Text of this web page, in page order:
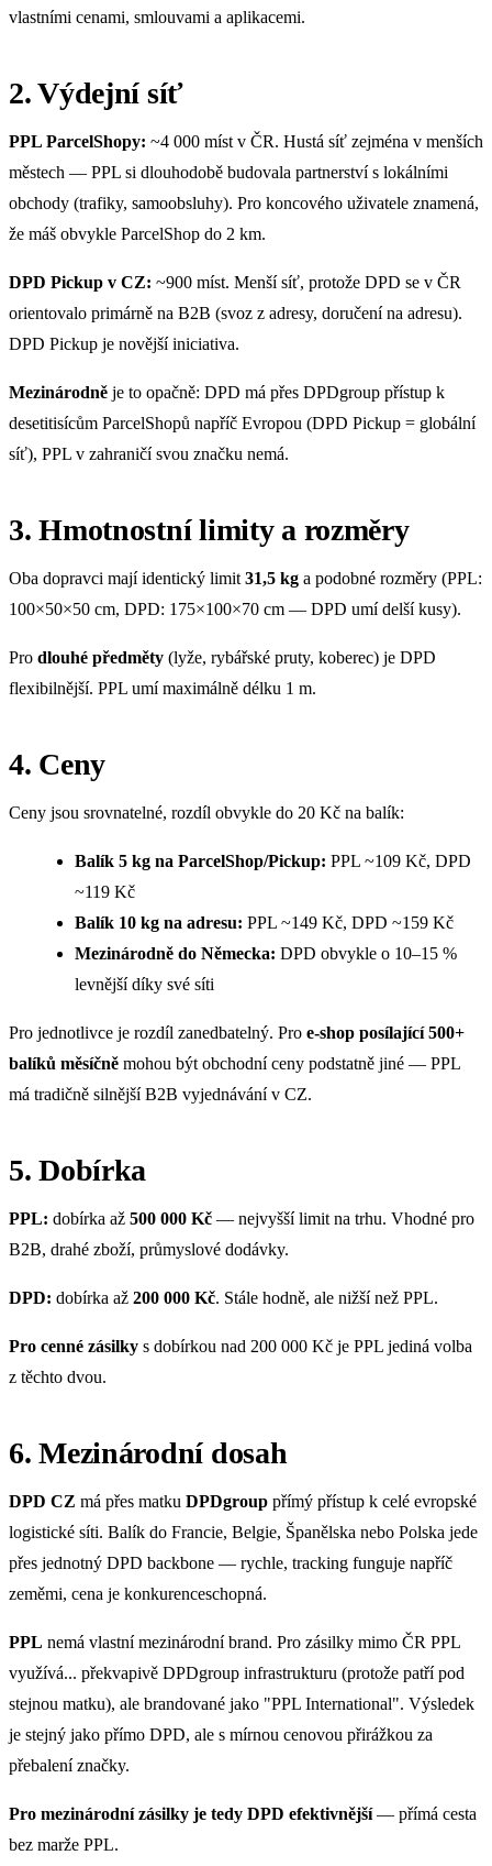
vlastními cenami, smlouvami a aplikacemi.
2. Výdejní síť
PPL ParcelShopy: ~4 000 míst v ČR. Hustá síť zejména v menších
městech — PPL si dlouhodobě budovala partnerství s lokálními
obchody (trafiky, samoobsluhy). Pro koncového uživatele znamená,
že máš obvykle ParcelShop do 2 km.
DPD Pickup v CZ: ~900 míst. Menší síť, protože DPD se v ČR
orientovalo primárně na B2B (svoz z adresy, doručení na adresu).
DPD Pickup je novější iniciativa.
Mezinárodně je to opačně: DPD má přes DPDgroup přístup k
desetitisícům ParcelShopů napříč Evropou (DPD Pickup = globální
síť), PPL v zahraničí svou značku nemá.
3. Hmotnostní limity a rozměry
Oba dopravci mají identický limit 31,5 kg a podobné rozměry (PPL:
100×50×50 cm, DPD: 175×100×70 cm — DPD umí delší kusy).
Pro dlouhé předměty (lyže, rybářské pruty, koberec) je DPD
flexibilnější. PPL umí maximálně délku 1 m.
4. Ceny
Ceny jsou srovnatelné, rozdíl obvykle do 20 Kč na balík:
Balík 5 kg na ParcelShop/Pickup: PPL ~109 Kč, DPD
~119 Kč
Balík 10 kg na adresu: PPL ~149 Kč, DPD ~159 Kč
Mezinárodně do Německa: DPD obvykle o 10–15 %
levnější díky své síti
Pro jednotlivce je rozdíl zanedbatelný. Pro e-shop posílající 500+
balíků měsíčně mohou být obchodní ceny podstatně jiné — PPL
má tradičně silnější B2B vyjednávání v CZ.
5. Dobírka
PPL: dobírka až 500 000 Kč — nejvyšší limit na trhu. Vhodné pro
B2B, drahé zboží, průmyslové dodávky.
DPD: dobírka až 200 000 Kč. Stále hodně, ale nižší než PPL.
Pro cenné zásilky s dobírkou nad 200 000 Kč je PPL jediná volba
z těchto dvou.
6. Mezinárodní dosah
DPD CZ má přes matku DPDgroup přímý přístup k celé evropské
logistické síti. Balík do Francie, Belgie, Španělska nebo Polska jede
přes jednotný DPD backbone — rychle, tracking funguje napříč
zeměmi, cena je konkurenceschopná.
PPL nemá vlastní mezinárodní brand. Pro zásilky mimo ČR PPL
využívá... překvapivě DPDgroup infrastrukturu (protože patří pod
stejnou matku), ale brandované jako "PPL International". Výsledek
je stejný jako přímo DPD, ale s mírnou cenovou přirážkou za
přebalení značky.
Pro mezinárodní zásilky je tedy DPD efektivnější— přímá cesta
bez marže PPL.